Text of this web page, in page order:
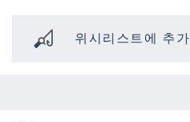
위시리스트에 추가